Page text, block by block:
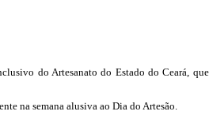
do Artesanato do Estado do Ceará,
na semana alusiva ao Dia do Artesão.